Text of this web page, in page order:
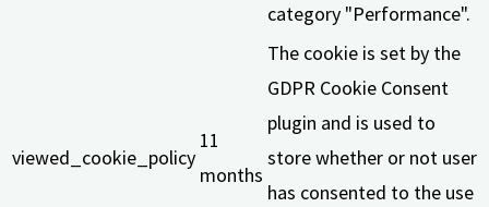
category "Performance".
viewed_cookie_policy
11
months
The cookie is set by the
GDPR Cookie Consent
plugin and is used to
store whether or not user
has consented to the use